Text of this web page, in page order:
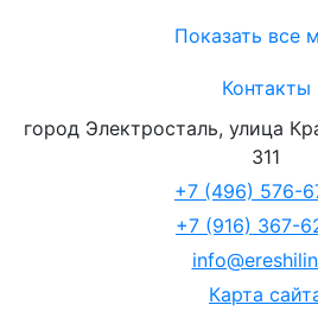
Показать все
Контакты
город Электросталь, улица
311
+7 (496) 576-
+7 (916) 367-
Карта